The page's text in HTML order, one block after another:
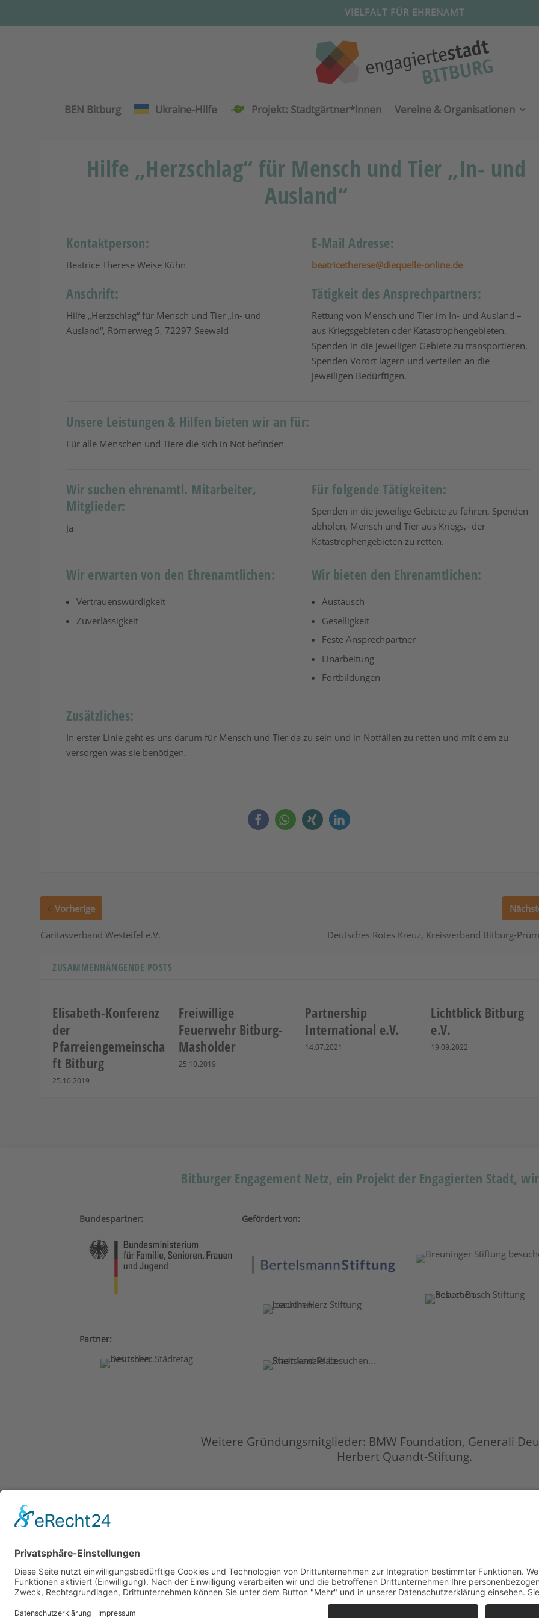
VIELFALT FÜR EHRENAMT
BEN Bitburg Ukraine-Hilfe Projekt: Stadtgärtner*innen Vereine & Organisationen
Hilfe „Herzschlag“ für Mensch und Tier „In- und
Ausland“
Kontaktperson:
Beatrice Therese Weise Kühn
E-Mail Adresse:
beatricetherese@diequelle-online.de
Anschrift:
Hilfe „Herzschlag“ für Mensch und Tier „In- und
Ausland“, Römerweg 5, 72297 Seewald
Tätigkeit des Ansprechpartners:
Rettung von Mensch und Tier im In- und Ausland –
aus Kriegsgebieten oder Katastrophengebieten.
Spenden in die jeweiligen Gebiete zu transportieren,
Spenden Vorort lagern und verteilen an die
jeweiligen Bedürftigen.
Unsere Leistungen & Hilfen bieten wir an für:
Für alle Menschen und Tiere die sich in Not befinden
Wir suchen ehrenamtl. Mitarbeiter,
Mitglieder:
Ja
Für folgende Tätigkeiten:
Spenden in die jeweilige Gebiete zu fahren, Spenden
abholen, Mensch und Tier aus Kriegs,- der
Katastrophengebieten zu retten.
Wir erwarten von den Ehrenamtlichen:
Vertrauenswürdigkeit
Zuverlässigkeit
Wir bieten den Ehrenamtlichen:
Austausch
Geselligkeit
Feste Ansprechpartner
Einarbeitung
Fortbildungen
Zusätzliches:
In erster Linie geht es uns darum für Mensch und Tier da zu sein und in Notfällen zu retten und mit dem zu
versorgen was sie benötigen.
Vorherige
Caritasverband Westeifel e.V. Deutsches Rotes Kreuz, Kreisverband Bitburg-
ZUSAMMENHÄNGENDE POSTS
Elisabeth-Konferenz
der
Pfarreiengemeinscha
ft Bitburg
25.10.2019
Freiwillige
Feuerwehr Bitburg-
Masholder
25.10.2019
Partnership
International e.V.
14.07.2021
Lichtblick Bitburg
e.V.
19.09.2022
Bitburger Engagement Netz, ein Projekt der Engagierten Stadt,
Bundespartner: Gefördert von:
Partner:
Weitere Gründungsmitglieder: BMW Foundation, Generali
Herbert Quandt-Stiftung.
COOKIE-EINSTELLUNGEN